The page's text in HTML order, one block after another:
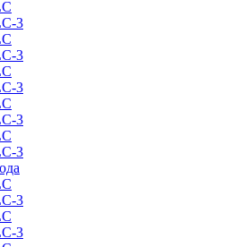
3
3
3
3
3
3
3